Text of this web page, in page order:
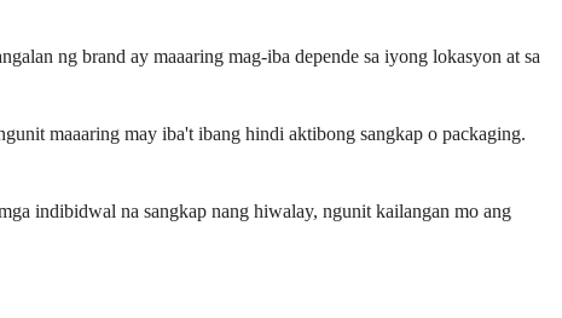
ng brand ay maaaring mag-iba depende sa iyong lokasyon at sa
maaaring may iba't ibang hindi aktibong sangkap o packaging.
indibidwal na sangkap nang hiwalay, ngunit kailangan mo ang